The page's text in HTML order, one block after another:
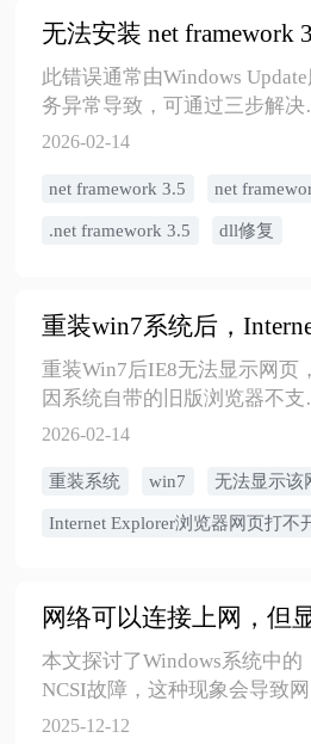
务自动安装；使用金舟
DirectX·DLL一键修复工具自
测并一键修复所有缺失的运行
版本。验证安装成功可通过控
面板查看程序列表或注册表检
Windows 10/11仍需安装4.0版
存。安装后重启电脑，若问题
此错误通常由Windows Update
务异常导致，可通过三步解决
首先通过gpedit.msc启用"指定
其次在services.msc中将
Update服务启动类型设为自动
境，有效解决0x8007041D错
题。
2026-02-14
net framework 3.5 net
.net framework 3.5 dll修复
重装Win7后IE8无法显示网页
因系统自带的旧版浏览器不支
现代网页加密协议所致。解决
即可。 推荐三种方法： 直接
载：在IE地址栏输入baidu.com
网页，先在IE的“Internet选项”
勾选“使用TLS 1.1/1.2”，重启
访问官网下载。 U盘传输：前
种无效时，用其他电脑下载兼
Win7的浏览器安装包，通过U
2026-02-14
重装系统 win7 无法显示该
Internet Explorer浏览器网页打不
本文探讨了Windows系统中的
NCSI故障，这种现象会导致
连接正常但系统误报“无
2025-12-12